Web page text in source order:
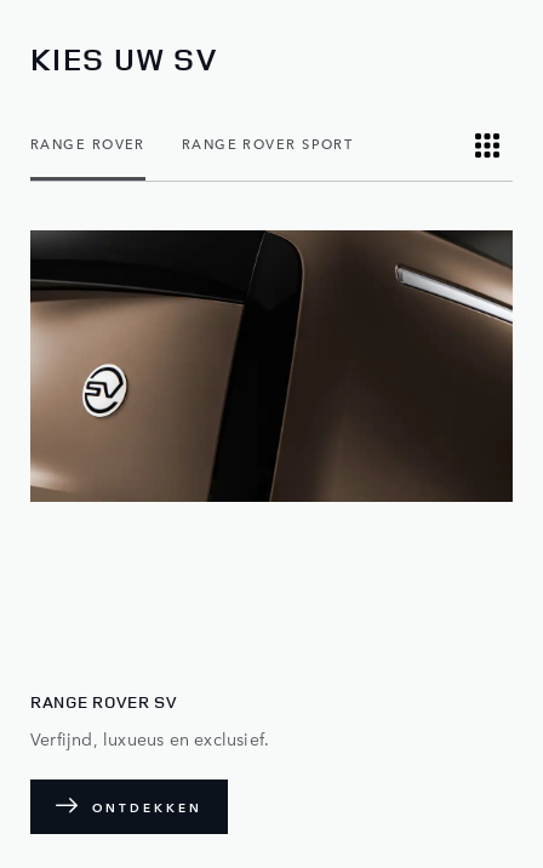
KIES UW SV
RANGE ROVER RANGE ROVER SPORT
RANGE ROVER SV
Verfijnd, luxueus en exclusief.
ONTDEKKEN